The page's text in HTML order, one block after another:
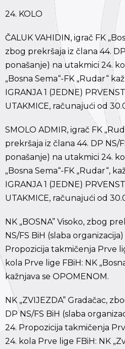
24. KOLO
ČALUK VAHIDIN, igrač FK
zbog prekršaja iz člana 44.
ponašanje) na utakmici 24.
„Bosna Sema“-FK „Rudar“
IGRANJA 1 (JEDNE)
UTAKMICE, računajući od
SMOLO ADMIR, igrač FK
prekršaja iz člana 44. DP NS/
ponašanje) na utakmici 24.
„Bosna Sema“-FK „Rudar“,
IGRANJA 1 (JEDNE)
UTAKMICE, računajući od
NK „BOSNA” Visoko, zbog
NS/FS BiH (slaba
Propozicija takmičenja Prve
kola Prve lige FBiH: NK
kažnjava se OPOMENOM.
NK „ZVIJEZDA” Gradačac,
DP NS/FS BiH (slaba
24. Propozicija takmičenja
24. kola Prve lige FBiH: NK